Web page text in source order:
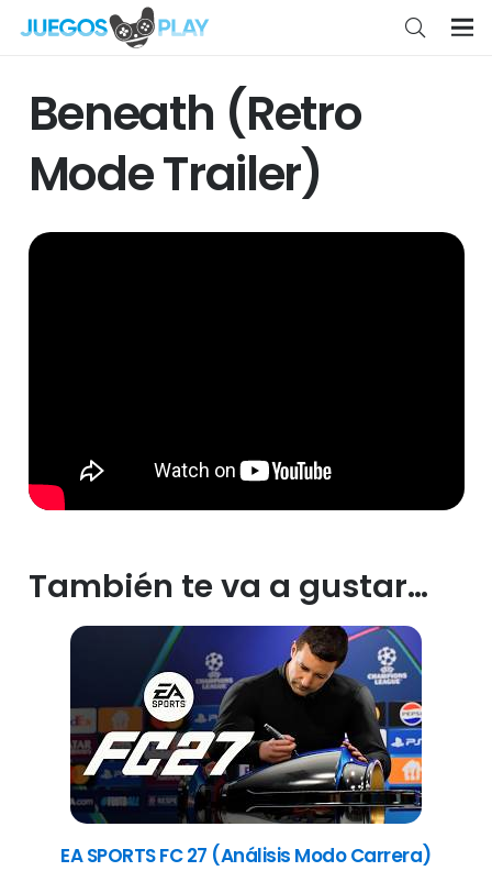
Beneath (Retro
Mode Trailer)
También te va a gustar…
EA SPORTS FC 27 (Análisis Modo Carrera)